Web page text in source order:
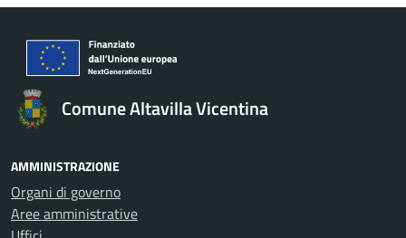
Comune Altavilla Vicentina
AMMINISTRAZIONE
Organi di governo
Aree amministrative